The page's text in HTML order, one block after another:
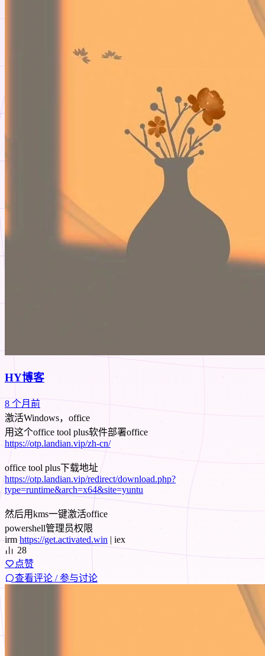
HY博客
8 个月前
激活Windows，office
用这个office tool plus软件部署office
https://otp.landian.vip/zh-cn/
office tool plus下载地址
https://otp.landian.vip/redirect/download.php?
type=runtime&arch=x64&site=yuntu
然后用kms一键激活office
powershell管理员权限
irm https://get.activated.win | iex
28
点赞
查看评论 / 参与讨论